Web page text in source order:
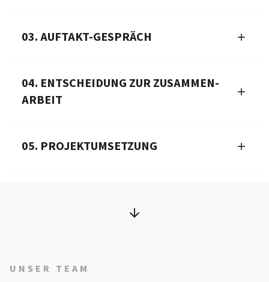
03. AUFTAKT-GESPRÄCH
04. ENTSCHEIDUNG ZUR ZUSAMMEN­
ARBEIT
05. PROJEKTUMSETZUNG
UNSER TEAM